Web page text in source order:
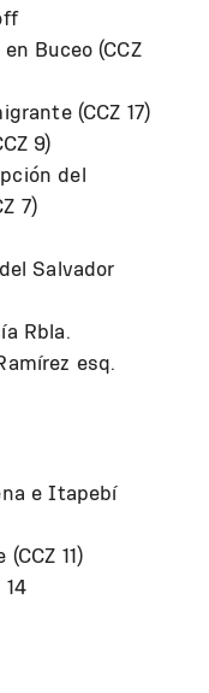
Buceo (CCZ
(CCZ 17)
9)
del
7)
Salvador
Rbla.
esq.
e Itapebí
11)
14